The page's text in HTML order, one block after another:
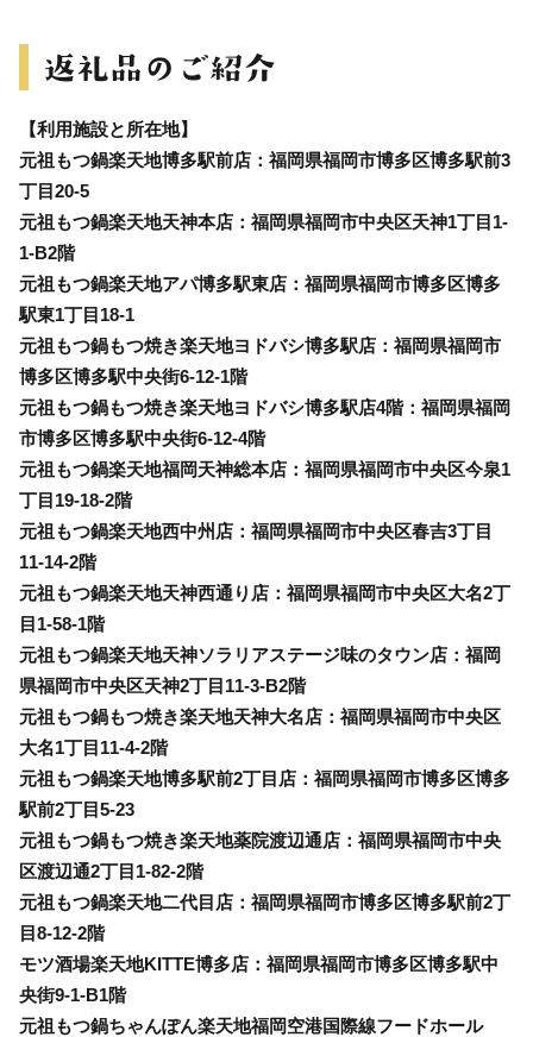
【利用施設と所在地】
元祖もつ鍋楽天地博多駅前店：福岡県福岡市博多区博多駅前3
丁目20-5
元祖もつ鍋楽天地天神本店：福岡県福岡市中央区天神1丁目1-
1-B2階
元祖もつ鍋楽天地アパ博多駅東店：福岡県福岡市博多区博多
駅東1丁目18-1
元祖もつ鍋もつ焼き楽天地ヨドバシ博多駅店：福岡県福岡市
博多区博多駅中央街6-12-1階
元祖もつ鍋もつ焼き楽天地ヨドバシ博多駅店4階：福岡県福岡
市博多区博多駅中央街6-12-4階
元祖もつ鍋楽天地福岡天神総本店：福岡県福岡市中央区今泉1
丁目19-18-2階
元祖もつ鍋楽天地西中州店：福岡県福岡市中央区春吉3丁目
11-14-2階
元祖もつ鍋楽天地天神西通り店：福岡県福岡市中央区大名2丁
目1-58-1階
元祖もつ鍋楽天地天神ソラリアステージ味のタウン店：福岡
県福岡市中央区天神2丁目11-3-B2階
元祖もつ鍋もつ焼き楽天地天神大名店：福岡県福岡市中央区
大名1丁目11-4-2階
元祖もつ鍋楽天地博多駅前2丁目店：福岡県福岡市博多区博多
駅前2丁目5-23
元祖もつ鍋もつ焼き楽天地薬院渡辺通店：福岡県福岡市中央
区渡辺通2丁目1-82-2階
元祖もつ鍋楽天地二代目店：福岡県福岡市博多区博多駅前2丁
目8-12-2階
モツ酒場楽天地KITTE博多店：福岡県福岡市博多区博多駅中
央街9-1-B1階
元祖もつ鍋ちゃんぽん楽天地福岡空港国際線フードホール